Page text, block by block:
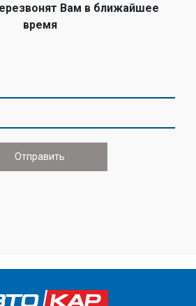
Вам в ближайшее
время